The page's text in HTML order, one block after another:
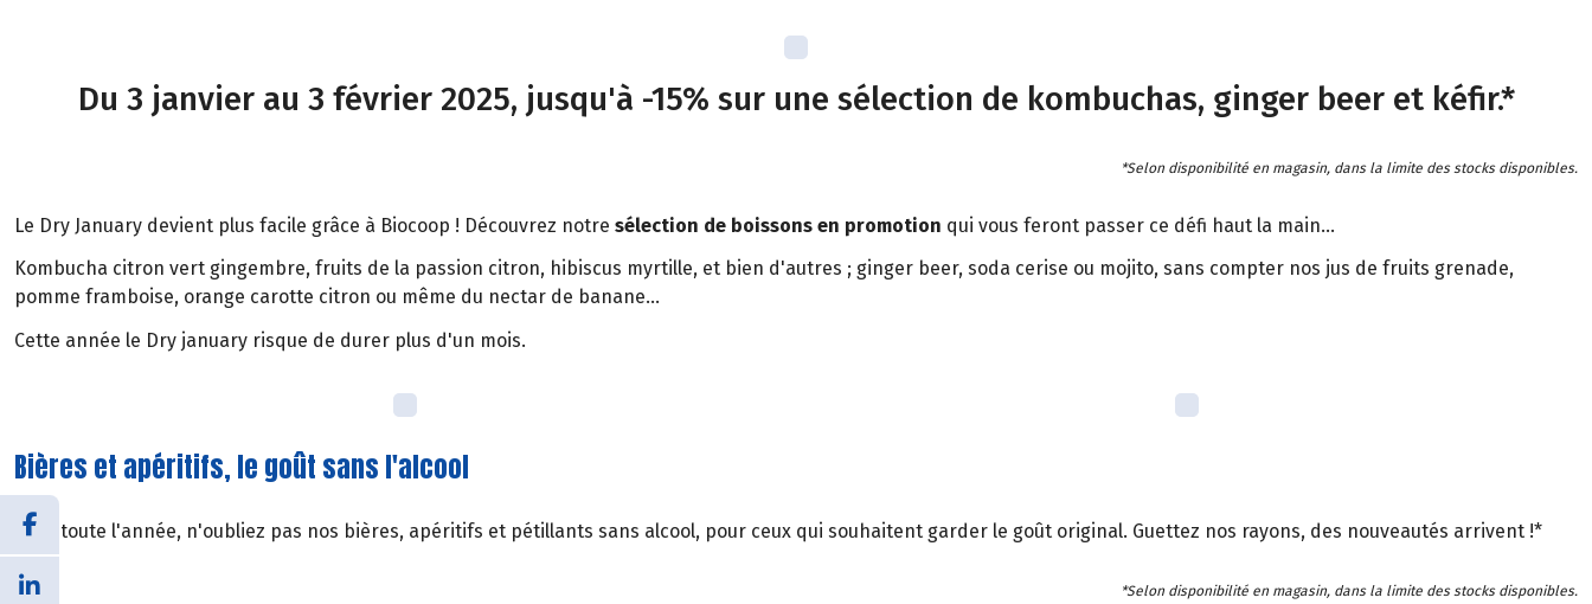
Du 3 janvier au 3 février 2025, jusqu'à -15% sur une sélection de kombuchas, ginger beer et kéfir.*
*Selon disponibilité en magasin, dans la limite des stocks disponibles.
Le Dry January devient plus facile grâce à Biocoop ! Découvrez notre sélection de boissons en promotion qui vous feront passer ce défi haut la main...
Kombucha citron vert gingembre, fruits de la passion citron, hibiscus myrtille, et bien d'autres ; ginger beer, soda cerise ou mojito, sans compter nos jus de fruits grenade,
pomme framboise, orange carotte citron ou même du nectar de banane...
Cette année le Dry january risque de durer plus d'un mois.
Bières et apéritifs, le goût sans l'alcool
Pour toute l'année, n'oubliez pas nos bières, apéritifs et pétillants sans alcool, pour ceux qui souhaitent garder le goût original. Guettez nos rayons, des nouveautés arrivent !*
*Selon disponibilité en magasin, dans la limite des stocks disponibles.